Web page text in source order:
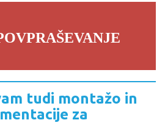
tudi montažo in
za